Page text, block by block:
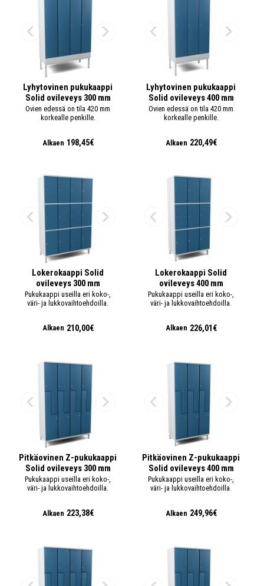
Lyhytovinen pukukaappi
Solid ovileveys 300 mm
Ovien edessä on tila 420 mm
korkealle penkille.
Alkaen 198,45€
Lyhytovinen pukukaappi
Solid ovileveys 400 mm
Ovien edessä on tila 420 mm
korkealle penkille.
Alkaen 220,49€
Lokerokaappi Solid
ovileveys 300 mm
Pukukaappi useilla eri koko-,
väri- ja lukkovaihtoehdoilla.
Alkaen 210,00€
Lokerokaappi Solid
ovileveys 400 mm
Pukukaappi useilla eri koko-,
väri- ja lukkovaihtoehdoilla.
Alkaen 226,01€
Pitkäovinen Z-pukukaappi
Solid ovileveys 300 mm
Pukukaappi useilla eri koko-,
väri- ja lukkovaihtoehdoilla.
Alkaen 223,38€
Pitkäovinen Z-pukukaappi
Solid ovileveys 400 mm
Pukukaappi useilla eri koko-,
väri- ja lukkovaihtoehdoilla.
Alkaen 249,96€